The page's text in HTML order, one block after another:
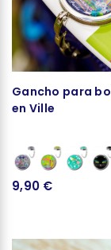
Gancho para
en Ville
9,90 €